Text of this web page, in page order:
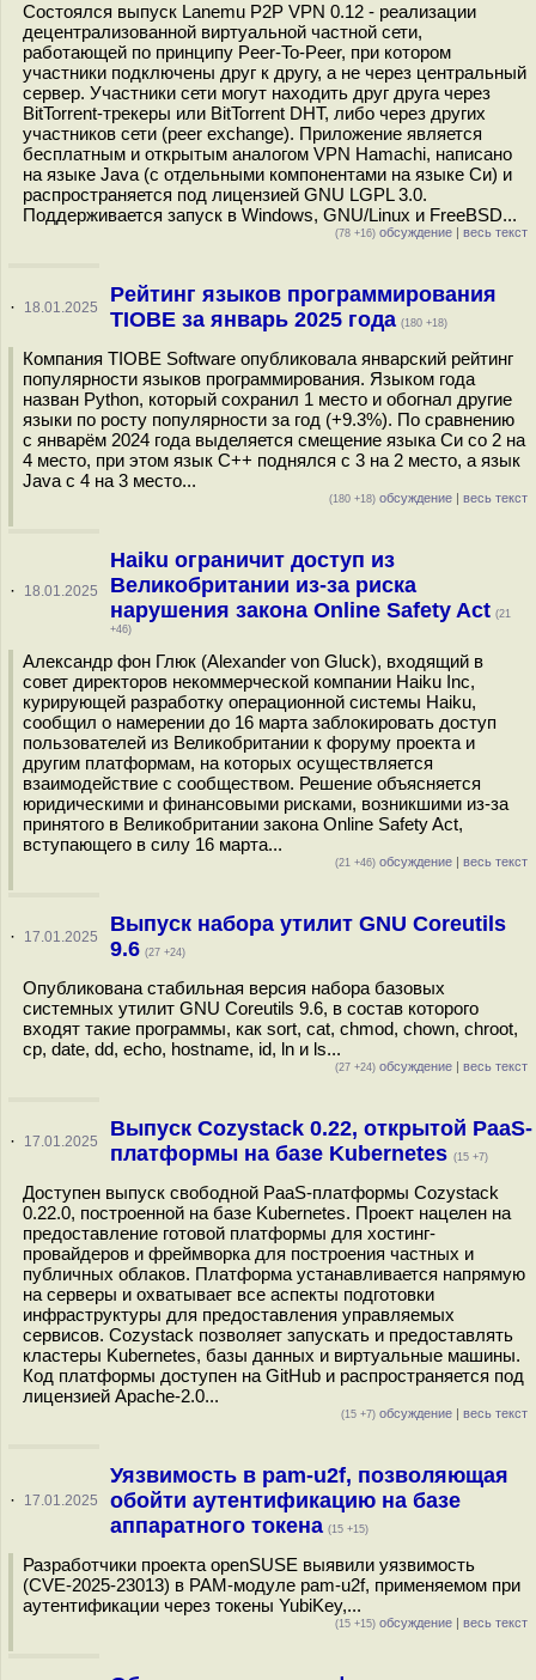
Состоялся выпуск Lanemu P2P VPN 0.12 - реализации
децентрализованной виртуальной частной сети,
работающей по принципу Peer-To-Peer, при котором
участники подключены друг к другу, а не через центральный
сервер. Участники сети могут находить друг друга через
BitTorrent-трекеры или BitTorrent DHT, либо через других
участников сети (peer exchange). Приложение является
бесплатным и открытым аналогом VPN Hamachi, написано
на языке Java (c отдельными компонентами на языке Си) и
распространяется под лицензией GNU LGPL 3.0.
Поддерживается запуск в Windows, GNU/Linux и FreeBSD...
(78 +16) обсуждение | весь текст
· 18.01.2025
Рейтинг языков программирования
TIOBE за январь 2025 года (180 +18)
Компания TIOBE Software опубликовала январский рейтинг
популярности языков программирования. Языком года
назван Python, который сохранил 1 место и обогнал другие
языки по росту популярности за год (+9.3%). По сравнению
с январём 2024 года выделяется смещение языка Си со 2 на
4 место, при этом язык С++ поднялся с 3 на 2 место, а язык
Java с 4 на 3 место...
(180 +18) обсуждение | весь текст
· 18.01.2025
Haiku ограничит доступ из
Великобритании из-за риска
нарушения закона Online Safety Act (21
+46)
Александр фон Глюк (Alexander von Gluck), входящий в
совет директоров некоммерческой компании Haiku Inc,
курирующей разработку операционной системы Haiku,
сообщил о намерении до 16 марта заблокировать доступ
пользователей из Великобритании к форуму проекта и
другим платформам, на которых осуществляется
взаимодействие с сообществом. Решение объясняется
юридическими и финансовыми рисками, возникшими из-за
принятого в Великобритании закона Online Safety Act,
вступающего в силу 16 марта...
(21 +46) обсуждение | весь текст
· 17.01.2025
Выпуск набора утилит GNU Coreutils
9.6 (27 +24)
Опубликована стабильная версия набора базовых
системных утилит GNU Coreutils 9.6, в состав которого
входят такие программы, как sort, cat, chmod, chown, chroot,
cp, date, dd, echo, hostname, id, ln и ls...
(27 +24) обсуждение | весь текст
· 17.01.2025
Выпуск Cozystack 0.22, открытой PaaS-
платформы на базе Kubernetes (15 +7)
Доступен выпуск свободной PaaS-платформы Cozystack
0.22.0, построенной на базе Kubernetes. Проект нацелен на
предоставление готовой платформы для хостинг-
провайдеров и фреймворка для построения частных и
публичных облаков. Платформа устанавливается напрямую
на серверы и охватывает все аспекты подготовки
инфраструктуры для предоставления управляемых
сервисов. Cozystack позволяет запускать и предоставлять
кластеры Kubernetes, базы данных и виртуальные машины.
Код платформы доступен на GitHub и распространяется под
лицензией Apache-2.0...
(15 +7) обсуждение | весь текст
· 17.01.2025
Уязвимость в pam-u2f, позволяющая
обойти аутентификацию на базе
аппаратного токена (15 +15)
Разработчики проекта openSUSE выявили уязвимость
(CVE-2025-23013) в PAM-модуле pam-u2f, применяемом при
аутентификации через токены YubiKey,...
(15 +15) обсуждение | весь текст